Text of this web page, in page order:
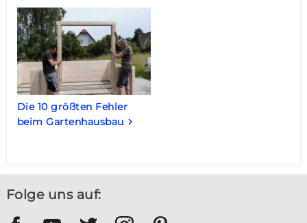
Die 10 größten Fehler
beim Gartenhausbau keyboard_arrow_right
Folge uns auf: